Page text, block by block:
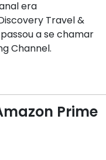
era
Travel &
a se chamar
Channel.
Prime